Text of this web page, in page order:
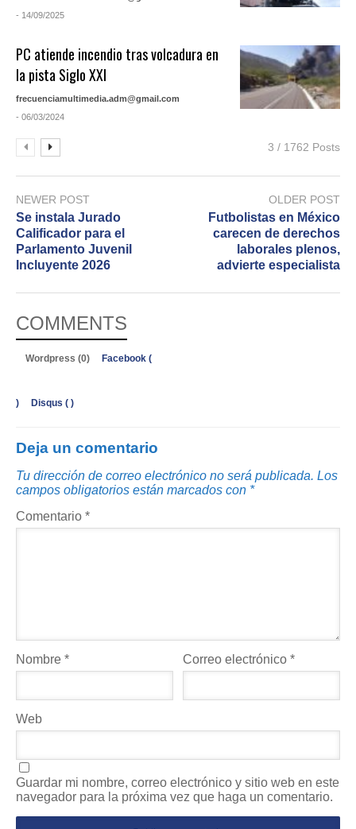
- 14/09/2025
PC atiende incendio tras volcadura en
la pista Siglo XXI
frecuenciamultimedia.adm@gmail.com
- 06/03/2024
3 / 1762 Posts
NEWER POST
Se instala Jurado
Calificador para el
Parlamento Juvenil
Incluyente 2026
OLDER POST
Futbolistas en México
carecen de derechos
laborales plenos,
advierte especialista
COMMENTS
Wordpress (0) Facebook (
) Disqus ( )
Deja un comentario
Tu dirección de correo electrónico no será publicada. Los
campos obligatorios están marcados con *
Comentario *
Nombre * Correo electrónico*
Web
Guardar mi nombre, correo electrónico y sitio web en este
navegador para la próxima vez que haga un comentario.